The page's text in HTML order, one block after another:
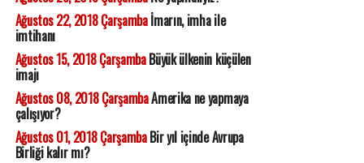
Ağustos 22, 2018 Çarşambaİmarın, imha ile
imtihanı
Ağustos 15, 2018 ÇarşambaBüyük ülkenin küçülen
imajı
Ağustos 08, 2018 ÇarşambaAmerika ne yapmaya
çalışıyor?
Ağustos 01, 2018 ÇarşambaBir yıl içinde Avrupa
Birliği kalır mı?